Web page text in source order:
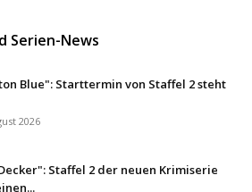
Serien-News
Blue": Starttermin von Staffel 2 steht
2026
Decker": Staffel 2 der neuen Krimiserie